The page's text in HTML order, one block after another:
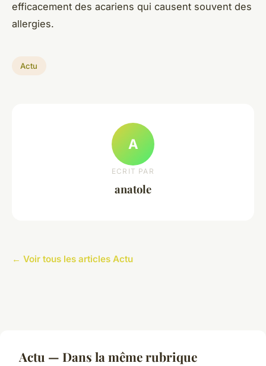
efficacement des acariens qui causent souvent des
allergies.
Actu
A
ECRIT PAR
anatole
← Voir tous les articles Actu
Actu — Dans la même rubrique